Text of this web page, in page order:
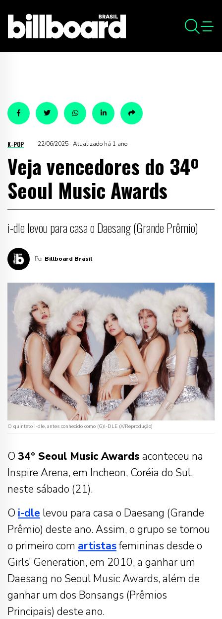
K-POP 22/06/2025 · Atualizado há 1 ano
Veja vencedores do 34º
Seoul Music Awards
i-dle levou para casa o Daesang (Grande Prêmio)
Por Billboard Brasil
O quinteto i-dle, antes conhecido como (G)I-DLE (X/Reprodução)
O 34º Seoul Music Awards aconteceu na
Inspire Arena, em Incheon, Coréia do Sul,
neste sábado (21).
O i-dle levou para casa o Daesang (Grande
Prêmio) deste ano. Assim, o grupo se tornou
o primeiro com artistasfemininas desde o
Girls’ Generation, em 2010, a ganhar um
Daesang no Seoul Music Awards, além de
ganhar um dos Bonsangs (Prêmios
Principais) deste ano.